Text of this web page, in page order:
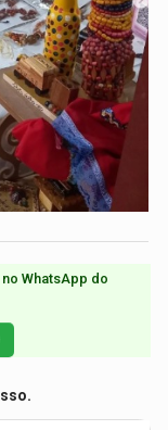
WhatsApp do